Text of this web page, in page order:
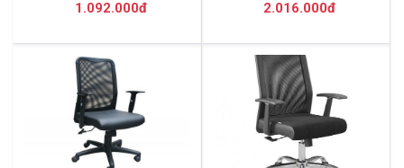
1.092.000đ 2.016.000đ